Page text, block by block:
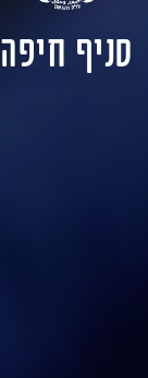
סניף חיפה